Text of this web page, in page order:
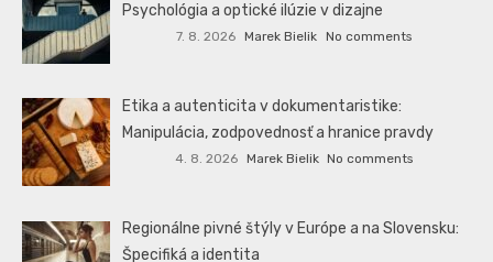
Psychológia a optické ilúzie v dizajne
7. 8. 2026 Marek Bielik No comments
Etika a autenticita v dokumentaristike:
Manipulácia, zodpovednosť a hranice pravdy
4. 8. 2026 Marek Bielik No comments
Regionálne pivné štýly v Európe a na Slovensku:
Špecifiká a identita